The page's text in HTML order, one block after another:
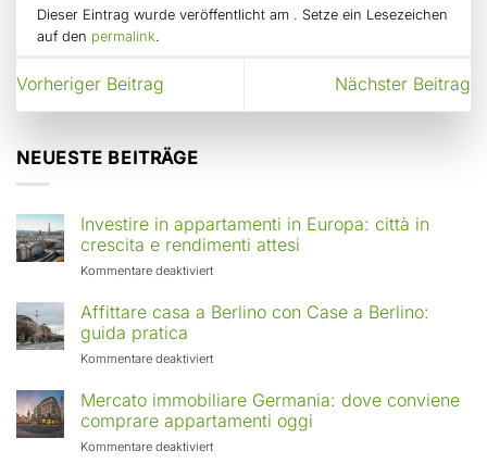
Dieser Eintrag wurde veröffentlicht am . Setze ein Lesezeichen
auf den permalink.
Vorheriger Beitrag Nächster Beitrag
NEUESTE BEITRÄGE
Investire in appartamenti in Europa: città in
crescita e rendimenti attesi
Kommentare deaktiviertfür
in
Europa:
in
crescita
rendimenti
Affittare casa a Berlino con Case a Berlino:
guida pratica
Kommentare deaktiviertfür
casa
a
Berlino
con
Mercato immobiliare Germania: dove conviene
comprare appartamenti oggi
Kommentare deaktiviertfür